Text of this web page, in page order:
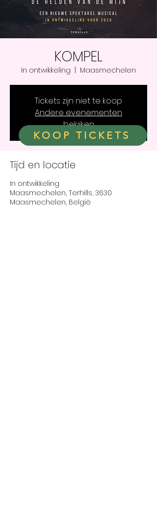
KOMPEL
In ontwikkeling Maasmechelen
Tickets zijn niet te koop
Andere evenementen
bekijken
Tijd en locatie
In ontwikkeling
Maasmechelen, Terhills, 3630
Maasmechelen, België
KOOP TICKETS